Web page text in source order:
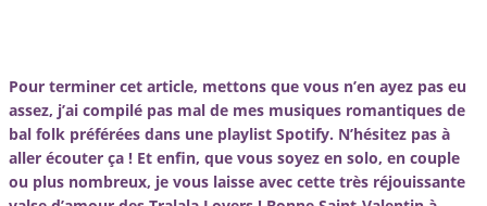
Pour terminer cet article, mettons que vous n’en ayez pas eu
assez, j’ai compilé pas mal de mes musiques romantiques de
bal folk préférées dans une playlist Spotify. N’hésitez pas à
aller écouter ça ! Et enfin, que vous soyez en solo, en couple
ou plus nombreux, je vous laisse avec cette très réjouissante